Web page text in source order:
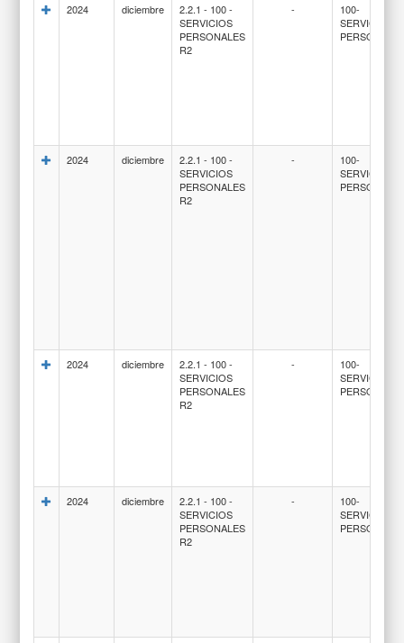
2024 diciembre
2.2.1 - 100 -
SERVICIOS
PERSONALES
R2
-
100-
SERVICIOS
2024 diciembre
2.2.1 - 100 -
SERVICIOS
PERSONALES
R2
-
100-
SERVICIOS
2024 diciembre
2.2.1 - 100 -
SERVICIOS
PERSONALES
R2
-
100-
SERVICIOS
2024 diciembre
2.2.1 - 100 -
SERVICIOS
PERSONALES
R2
-
100-
SERVICIOS